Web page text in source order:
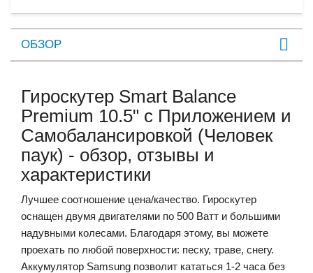
ОБЗОР
Гироскутер Smart Balance
Premium 10.5" с Приложением и
Самобалансировкой (Человек
паук) - обзор, отзывы и
характеристики
Лучшее соотношение цена/качество. Гироскутер
оснащен двумя двигателями по 500 Ватт и большими
надувными колесами. Благодаря этому, вы можете
проехать по любой поверхности: песку, траве, снегу.
Аккумулятор Samsung позволит кататься 1-2 часа без